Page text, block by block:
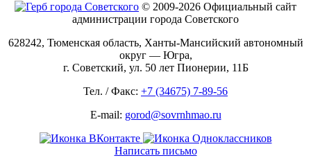
© 2009-2026 Официальный сайт
администрации города Советского
628242, Тюменская область, Ханты-Мансийский автономный
округ — Югра,
г. Советский, ул. 50 лет Пионерии, 11Б
Тел. / Факс: +7 (34675) 7-89-56
E-mail: gorod@sovrnhmao.ru
Написать письмо